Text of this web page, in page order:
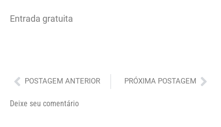
Entrada gratuita
Anterior
POSTAGEM ANTERIOR PRÓXIMA POSTAGEM
Deixe seu comentário